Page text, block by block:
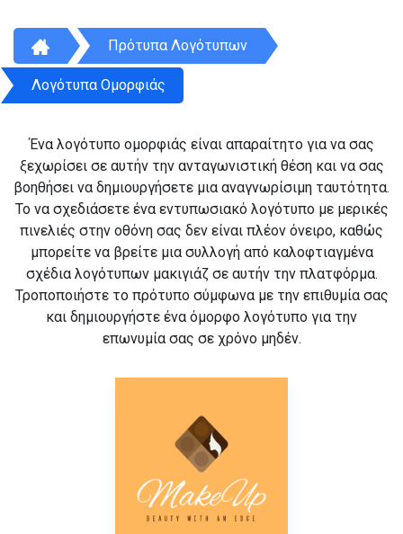
Πρότυπα Λογότυπων
Λογότυπα Ομορφιάς
Ένα λογότυπο ομορφιάς είναι απαραίτητο για να σας
ξεχωρίσει σε αυτήν την ανταγωνιστική θέση και να σας
βοηθήσει να δημιουργήσετε μια αναγνωρίσιμη ταυτότητα.
Το να σχεδιάσετε ένα εντυπωσιακό λογότυπο με μερικές
πινελιές στην οθόνη σας δεν είναι πλέον όνειρο, καθώς
μπορείτε να βρείτε μια συλλογή από καλοφτιαγμένα
σχέδια λογότυπων μακιγιάζ σε αυτήν την πλατφόρμα.
Τροποποιήστε το πρότυπο σύμφωνα με την επιθυμία σας
και δημιουργήστε ένα όμορφο λογότυπο για την
επωνυμία σας σε χρόνο μηδέν.